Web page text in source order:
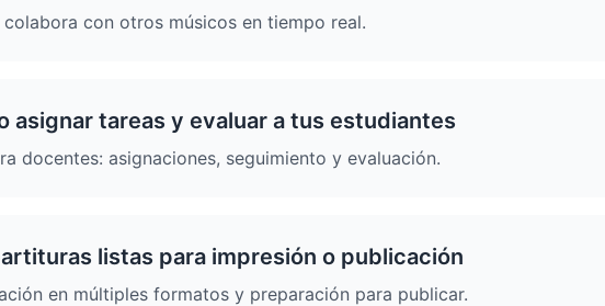
con otros músicos en tiempo real.
asignar tareas y evaluar a tus estudiantes
docentes: asignaciones, seguimiento y evaluación.
listas para impresión o publicación
en múltiples formatos y preparación para publicar.